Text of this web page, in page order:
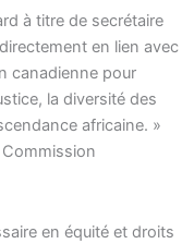
à titre de secrétaire
en lien avec
canadienne pour
la diversité des
africaine. »
en équité et droits